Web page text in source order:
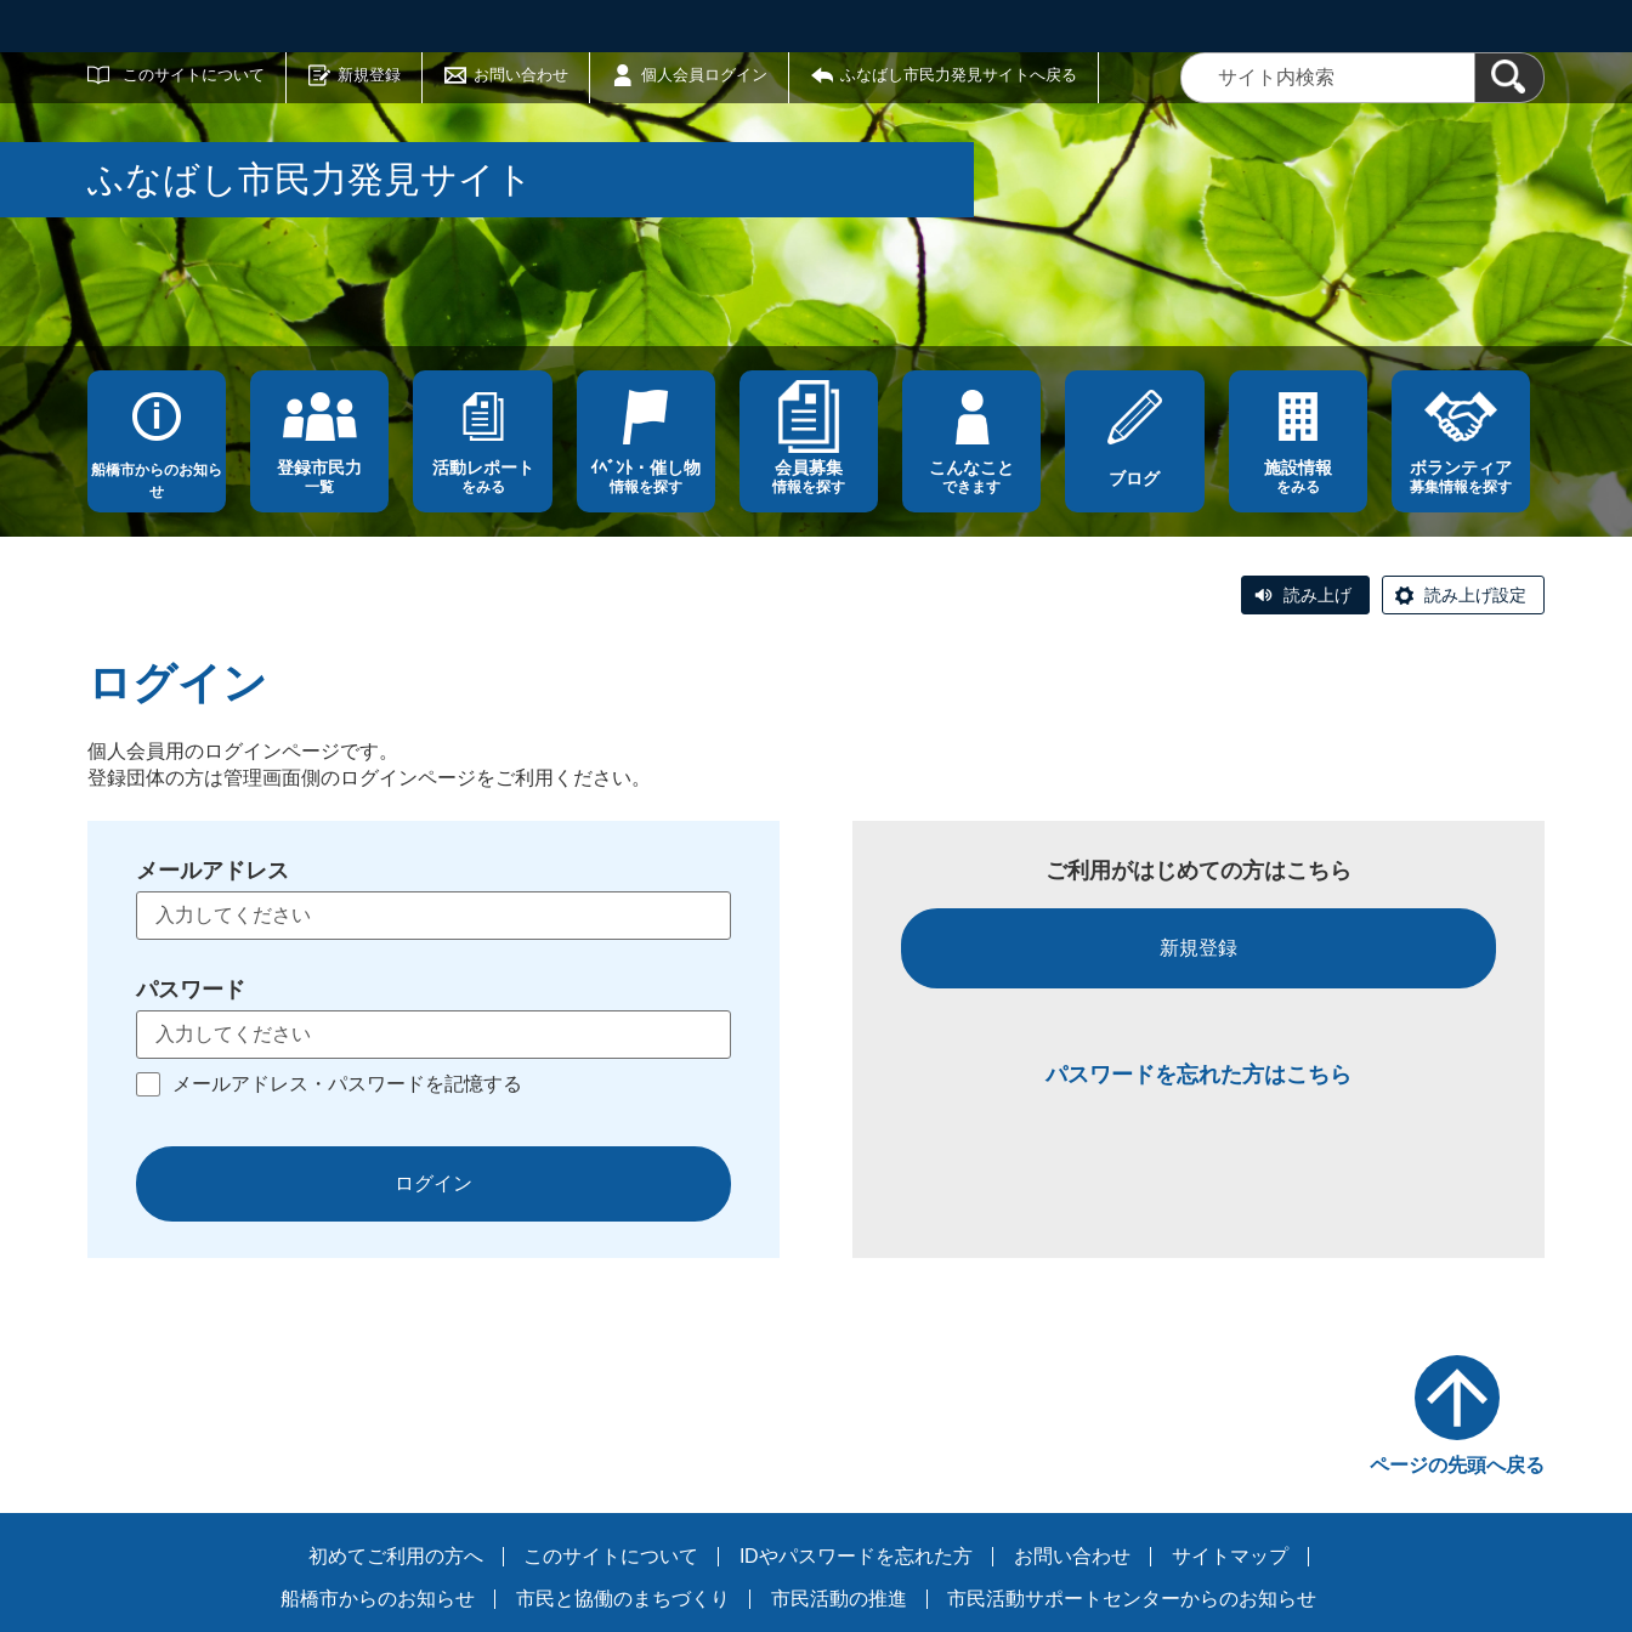
このサイトについて 新規登録 お問い合わせ 個人会員ログイン ふなばし市民力発見サイトへ戻る
サイト内検索
ふなばし市民力発見サイト
船橋市からのお知ら
せ
登録市民力
一覧
活動レポート
をみる
ｲﾍﾞﾝﾄ・催し物
情報を探す
会員募集
情報を探す
こんなこと
できます ブログ
施設情報
をみる
ボランティア
募集情報を探す
読み上げ 読み上げ設定
ログイン
個人会員用のログインページです。
登録団体の方は管理画面側のログインページをご利用ください。
メールアドレス
パスワード
メールアドレス・パスワードを記憶する
ログイン
ご利用がはじめての方はこちら
新規登録
パスワードを忘れた方はこちら
ページの先頭へ戻る
初めてご利用の方へ このサイトについて IDやパスワードを忘れた方 お問い合わせ サイトマップ
船橋市からのお知らせ 市民と協働のまちづくり 市民活動の推進 市民活動サポートセンターからのお知らせ